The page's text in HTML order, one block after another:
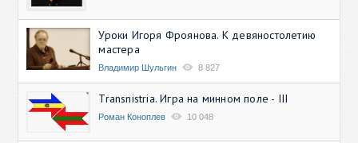
Уроки Игоря Фроянова. К девяностолетию
мастера
Владимир Шульгин 8 827
Transnistria. Игра на минном поле - III
Роман Коноплев 10 048